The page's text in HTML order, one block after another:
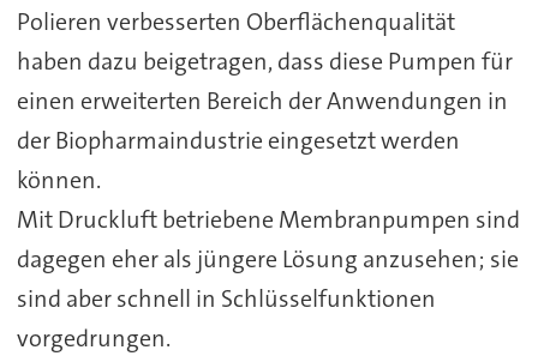
Polieren verbesserten Oberflächenqualität
haben dazu beigetragen, dass diese Pumpen für
einen erweiterten Bereich der Anwendungen in
der Biopharmaindustrie eingesetzt werden
können.
Mit Druckluft betriebene Membranpumpen sind
dagegen eher als jüngere Lösung anzusehen; sie
sind aber schnell in Schlüsselfunktionen
vorgedrungen.